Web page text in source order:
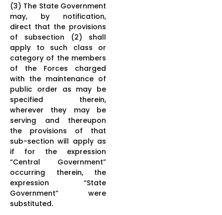
(3) The State Government
may, by notification,
direct that the provisions
of subsection (2) shall
apply to such class or
category of the members
of the Forces charged
with the maintenance of
public order as may be
specified therein,
wherever they may be
serving and thereupon
the provisions of that
sub-section will apply as
if for the expression
“Central Government”
occurring therein, the
expression “State
Government” were
substituted.